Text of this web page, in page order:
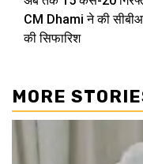
CM Dhami ने की
की सिफारिश
MORE